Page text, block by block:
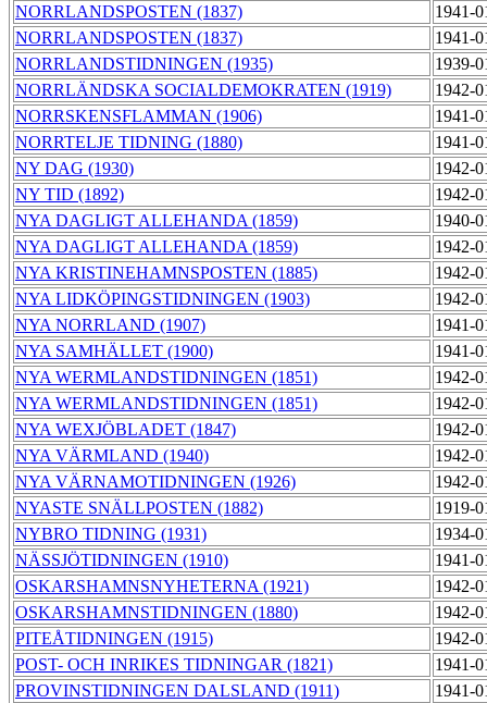
NORRLANDSPOSTEN (1837)
1941-
NORRLANDSPOSTEN (1837)
1941-
NORRLANDSTIDNINGEN (1935)
1939-
NORRLÄNDSKA SOCIALDEMOKRATEN (1919)
1942-
NORRSKENSFLAMMAN (1906)
1941-
NORRTELJE TIDNING (1880)
1941-
NY DAG (1930)
1942-
NY TID (1892)
1942-
NYA DAGLIGT ALLEHANDA (1859)
1940-
NYA DAGLIGT ALLEHANDA (1859)
1942-
NYA KRISTINEHAMNSPOSTEN (1885)
1942-
NYA LIDKÖPINGSTIDNINGEN (1903)
1942-
NYA NORRLAND (1907)
1941-
NYA SAMHÄLLET (1900)
1941-
NYA WERMLANDSTIDNINGEN (1851)
1942-
NYA WERMLANDSTIDNINGEN (1851)
1942-
NYA WEXJÖBLADET (1847)
1942-
NYA VÄRMLAND (1940)
1942-
NYA VÄRNAMOTIDNINGEN (1926)
1942-
NYASTE SNÄLLPOSTEN (1882)
1919-
NYBRO TIDNING (1931)
1934-
NÄSSJÖTIDNINGEN (1910)
1941-
OSKARSHAMNSNYHETERNA (1921)
1942-
OSKARSHAMNSTIDNINGEN (1880)
1942-
PITEÅTIDNINGEN (1915)
1942-
POST- OCH INRIKES TIDNINGAR (1821)
1941-
PROVINSTIDNINGEN DALSLAND (1911)
1941-